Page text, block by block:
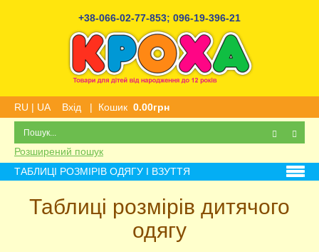
+38-066-02-77-853; 096-19-396-21
RU | UA Вхід | Кошик 0.00грн
Розширений пошук
ТАБЛИЦІ РОЗМІРІВ ОДЯГУ І ВЗУТТЯ
Таблиці розмірів дитячого
одягу